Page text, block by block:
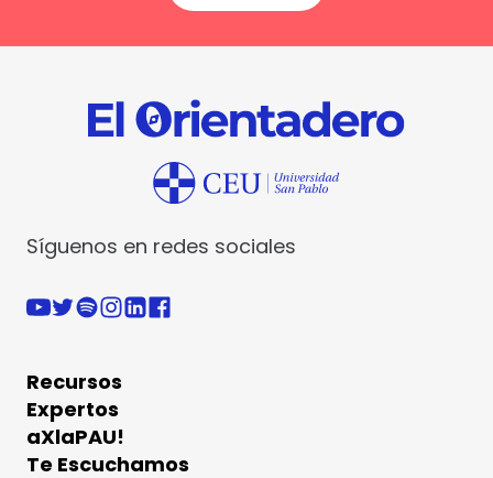
Síguenos en redes sociales
Recursos
Expertos
aXlaPAU!
Te Escuchamos